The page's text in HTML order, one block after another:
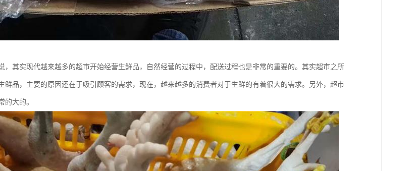
，其实现代越来越多的超市开始经营生鲜品，自然经营的过程中，配送过程也是非常的重要的。其实超市之所
鲜品，主要的原因还在于吸引顾客的需求，现在，越来越多的消费者对于生鲜的有着很大的需求。另外，超市
的大的。